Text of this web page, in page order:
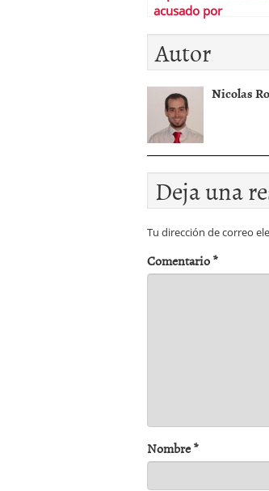
acusado por
lobby de banqueros
Autor
Nicolas
Deja una
Tu dirección de correo
Comentario*
Nombre*